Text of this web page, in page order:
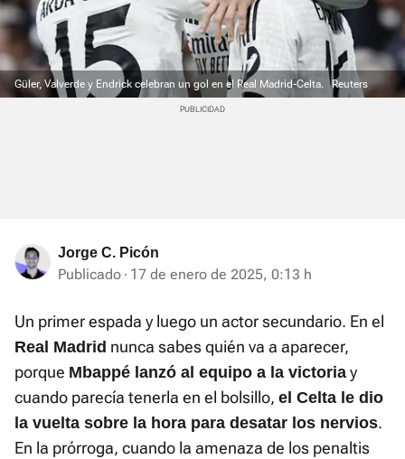
Güler, Valverde y Endrick celebran un gol en el Real Madrid-Celta. Reuters
Jorge C. Picón
Publicado 17 de enero de 2025, 0:13 h
Un primer espada y luego un actor secundario. En el
Real Madrid nunca sabes quién va a aparecer,
porque Mbappé lanzó al equipo a la victoria y
cuando parecía tenerla en el bolsillo, el Celta le dio
la vuelta sobre la hora para desatar los nervios.
En la prórroga, cuando la amenaza de los penaltis